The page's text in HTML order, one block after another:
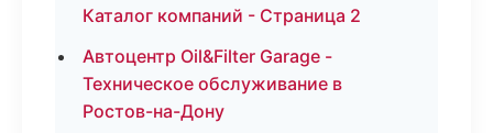
Каталог компаний - Страница 2
Автоцентр Oil&Filter Garage -
Техническое обслуживание в
Ростов-на-Дону